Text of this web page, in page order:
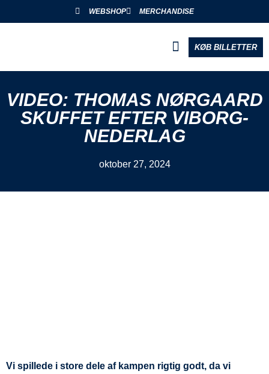
WEBSHOP MERCHANDISE
KØB BILLETTER
VIDEO: THOMAS NØRGAARD
SKUFFET EFTER VIBORG-
NEDERLAG
oktober 27, 2024
Vi spillede i store dele af kampen rigtig godt, da vi